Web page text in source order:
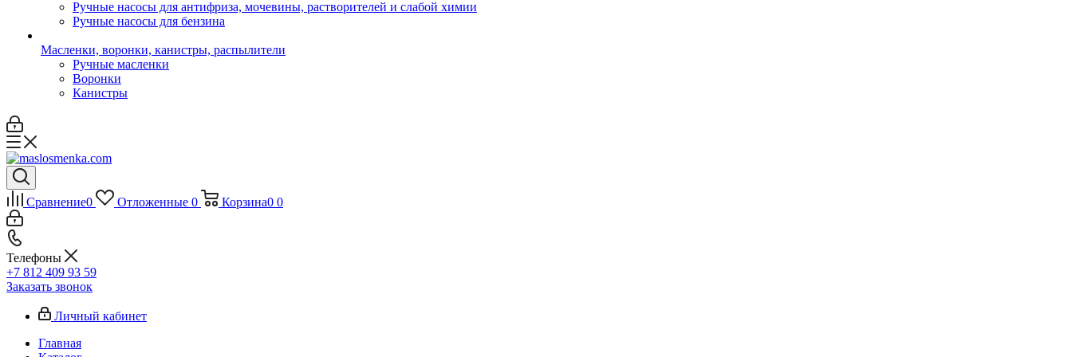
Ручные насосы для антифриза, мочевины, растворителей и слабой химии
Ручные насосы для бензина
Масленки, воронки, канистры, распылители
Ручные масленки
Воронки
Канистры
Сравнение0 Отложенные 0 Корзина0 0
Телефоны
+7 812 409 93 59
Заказать звонок
Личный кабинет
Главная